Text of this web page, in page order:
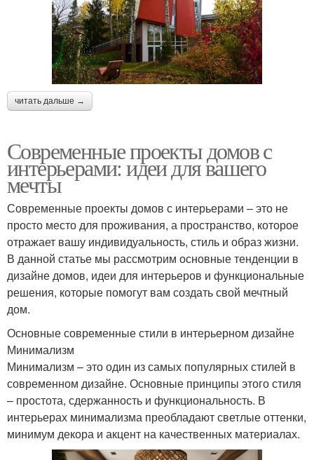
читать дальше →
Современные проекты домов с
интерьерами: идеи для вашего
мечты
Современные проекты домов с интерьерами – это не
просто место для проживания, а пространство, которое
отражает вашу индивидуальность, стиль и образ жизни.
В данной статье мы рассмотрим основные тенденции в
дизайне домов, идеи для интерьеров и функциональные
решения, которые помогут вам создать свой мечтный
дом.
Основные современные стили в интерьерном дизайне
Минимализм
Минимализм – это один из самых популярных стилей в
современном дизайне. Основные принципы этого стиля
– простота, сдержанность и функциональность. В
интерьерах минимализма преобладают светлые оттенки,
минимум декора и акцент на качественных материалах.